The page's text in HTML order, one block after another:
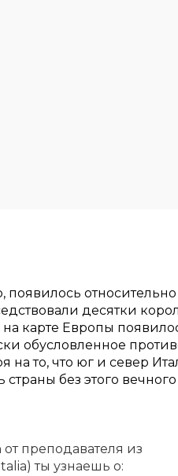
появилось
десятки
карте Европы
обусловленное
на то, что юг и север
без этого
от преподавателя из
ты узнаешь о: